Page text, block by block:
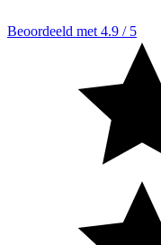
Beoordeeld met 4.9 / 5